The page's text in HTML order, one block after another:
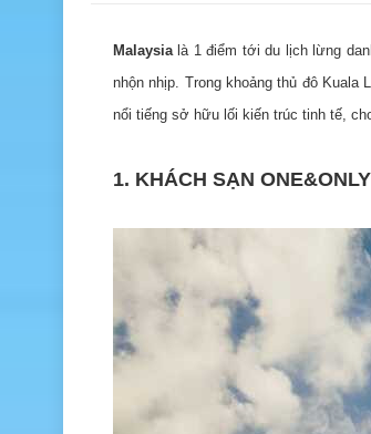
Malaysialà 1 điểm tới du lịch lừng
nhộn nhịp. Trong khoảng thủ đô Kuala
nổi tiếng sở hữu lối kiến ​​trúc tinh tế,
1. KHÁCH SẠN ONE&ONLY